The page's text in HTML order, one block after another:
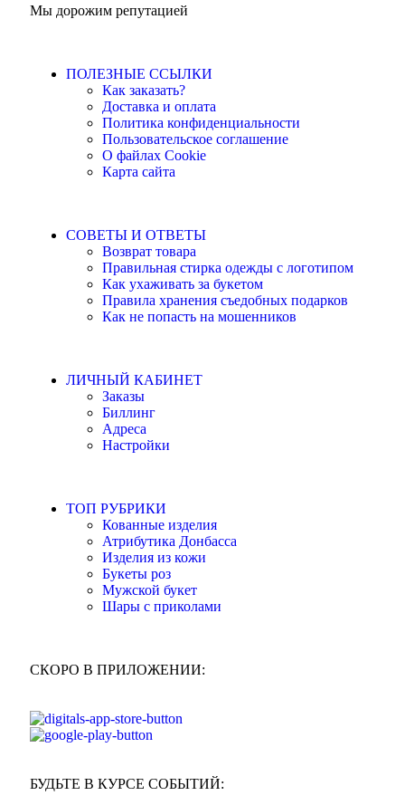
Мы дорожим репутацией
ПОЛЕЗНЫЕ ССЫЛКИ
Как заказать?
Доставка и оплата
Политика конфиденциальности
Пользовательское соглашение
О файлах Cookie
Карта сайта
СОВЕТЫ И ОТВЕТЫ
Возврат товара
Правильная стирка одежды с логотипом
Как ухаживать за букетом
Правила хранения съедобных подарков
Как не попасть на мошенников
ЛИЧНЫЙ КАБИНЕТ
Заказы
Биллинг
Адреса
Настройки
ТОП РУБРИКИ
Кованные изделия
Атрибутика Донбасса
Изделия из кожи
Букеты роз
Мужской букет
Шары с приколами
СКОРО В ПРИЛОЖЕНИИ:
БУДЬТЕ В КУРСЕ СОБЫТИЙ: